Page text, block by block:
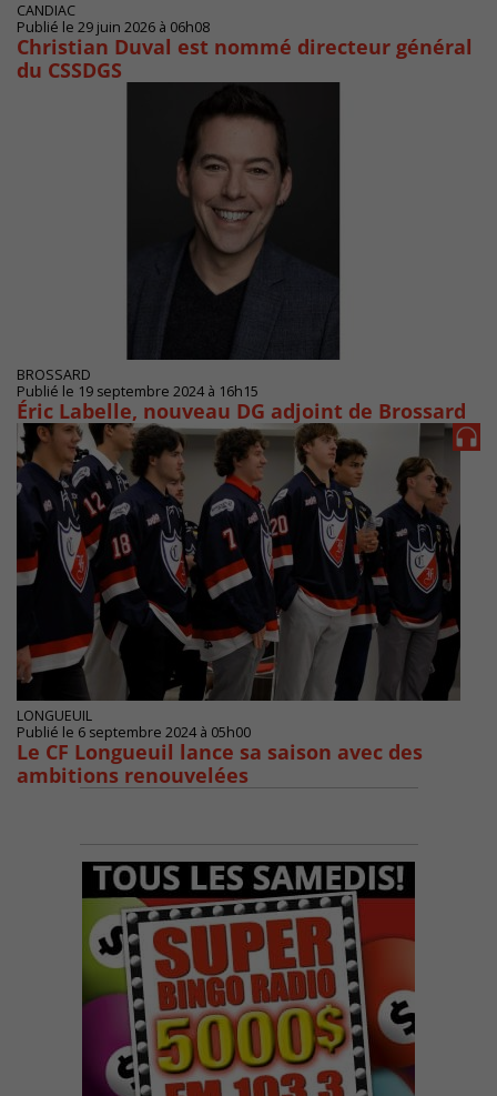
CANDIAC
Publié le 29 juin 2026 à 06h08
Christian Duval est nommé directeur général
du CSSDGS
BROSSARD
Publié le 19 septembre 2024 à 16h15
Éric Labelle, nouveau DG adjoint de Brossard
LONGUEUIL
Publié le 6 septembre 2024 à 05h00
Le CF Longueuil lance sa saison avec des
ambitions renouvelées